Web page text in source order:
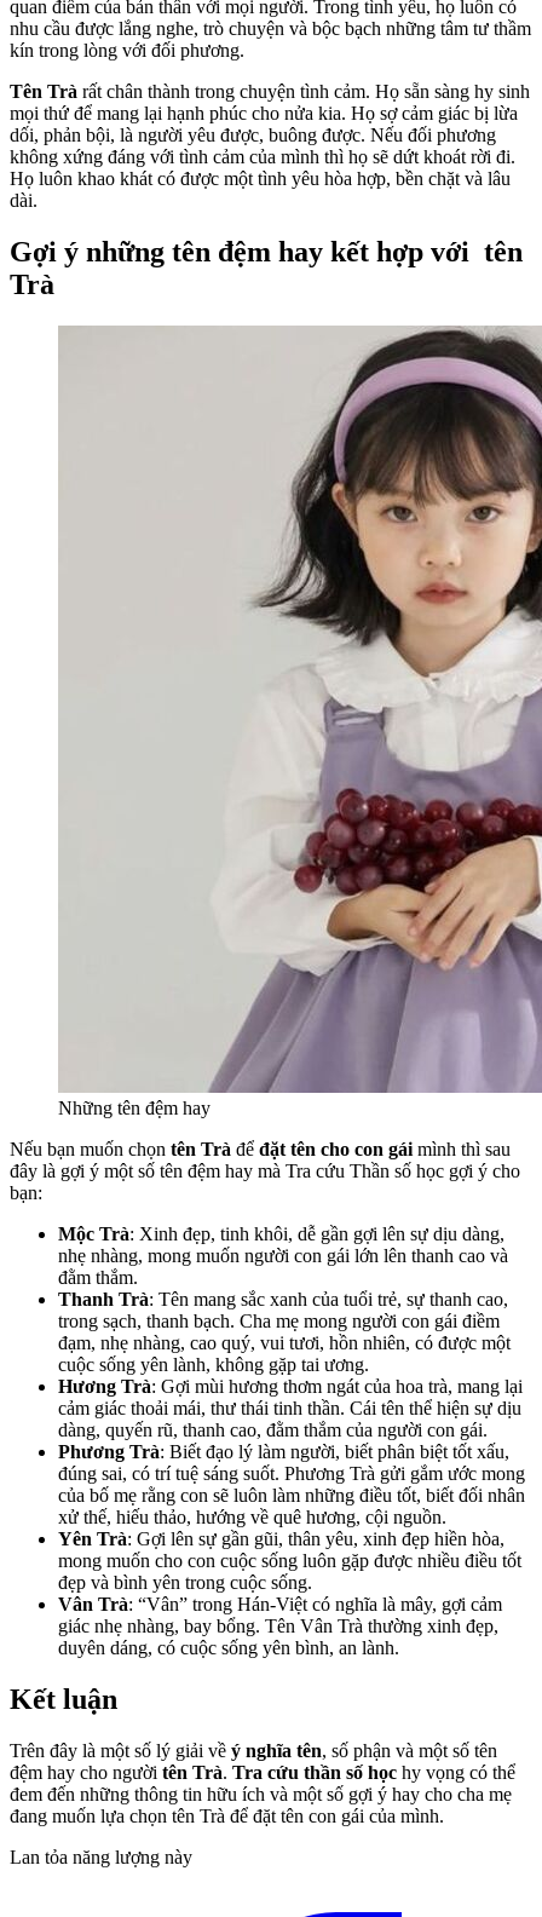
quan điểm của bản thân với mọi người. Trong tình yêu, họ luôn có
nhu cầu được lắng nghe, trò chuyện và bộc bạch những tâm tư thầm
kín trong lòng với đối phương.
Tên Trà rất chân thành trong chuyện tình cảm. Họ sẵn sàng hy sinh
mọi thứ để mang lại hạnh phúc cho nửa kia. Họ sợ cảm giác bị lừa
dối, phản bội, là người yêu được, buông được. Nếu đối phương
không xứng đáng với tình cảm của mình thì họ sẽ dứt khoát rời đi.
Họ luôn khao khát có được một tình yêu hòa hợp, bền chặt và lâu
dài.
Gợi ý những tên đệm hay kết hợp với tên
Trà
Những tên đệm hay
Nếu bạn muốn chọn tên Trà để đặt tên cho con gái mình thì sau
đây là gợi ý một số tên đệm hay mà Tra cứu Thần số học gợi ý cho
bạn:
Mộc Trà: Xinh đẹp, tinh khôi, dễ gần gợi lên sự dịu dàng,
nhẹ nhàng, mong muốn người con gái lớn lên thanh cao và
đằm thắm.
Thanh Trà: Tên mang sắc xanh của tuổi trẻ, sự thanh cao,
trong sạch, thanh bạch. Cha mẹ mong người con gái điềm
đạm, nhẹ nhàng, cao quý, vui tươi, hồn nhiên, có được một
cuộc sống yên lành, không gặp tai ương.
Hương Trà: Gợi mùi hương thơm ngát của hoa trà, mang lại
cảm giác thoải mái, thư thái tinh thần. Cái tên thể hiện sự dịu
dàng, quyến rũ, thanh cao, đằm thắm của người con gái.
Phương Trà: Biết đạo lý làm người, biết phân biệt tốt xấu,
đúng sai, có trí tuệ sáng suốt. Phương Trà gửi gắm ước mong
của bố mẹ rằng con sẽ luôn làm những điều tốt, biết đối nhân
xử thế, hiếu thảo, hướng về quê hương, cội nguồn.
Yên Trà: Gợi lên sự gần gũi, thân yêu, xinh đẹp hiền hòa,
mong muốn cho con cuộc sống luôn gặp được nhiều điều tốt
đẹp và bình yên trong cuộc sống.
Vân Trà: “Vân” trong Hán-Việt có nghĩa là mây, gợi cảm
giác nhẹ nhàng, bay bổng. Tên Vân Trà thường xinh đẹp,
duyên dáng, có cuộc sống yên bình, an lành.
Kết luận
Trên đây là một số lý giải về ý nghĩa tên, số phận và một số tên
đệm hay cho người tên Trà. Tra cứu thần số học hy vọng có thể
đem đến những thông tin hữu ích và một số gợi ý hay cho cha mẹ
đang muốn lựa chọn tên Trà để đặt tên con gái của mình.
Lan tỏa năng lượng này